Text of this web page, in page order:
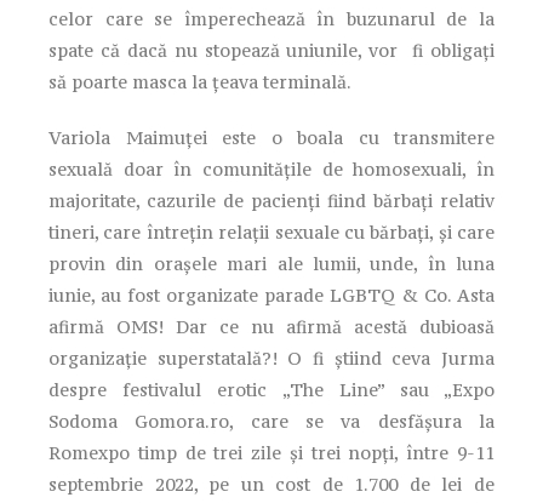
celor care se împerechează în buzunarul de la
spate că dacă nu stopează uniunile, vor fi obligaţi
să poarte masca la ţeava terminală.
Variola Maimuţei este o boala cu transmitere
sexuală doar în comunităţile de homosexuali, în
majoritate, cazurile de pacienţi fiind bărbaţi relativ
tineri, care întreţin relaţii sexuale cu bărbaţi, şi care
provin din oraşele mari ale lumii, unde, în luna
iunie, au fost organizate parade LGBTQ & Co. Asta
afirmă OMS! Dar ce nu afirmă acestă dubioasă
organizaţie superstatală?! O fi ştiind ceva Jurma
despre festivalul erotic „The Line” sau „Expo
Sodoma Gomora.ro, care se va desfăşura la
Romexpo timp de trei zile şi trei nopţi, între 9-11
septembrie 2022, pe un cost de 1.700 de lei de